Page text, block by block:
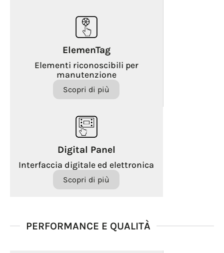
ElemenTag
Elementi riconoscibili per
manutenzione
Scopri di più
Digital Panel
Interfaccia digitale ed elettronica
Scopri di più
PERFORMANCE E QUALITÀ